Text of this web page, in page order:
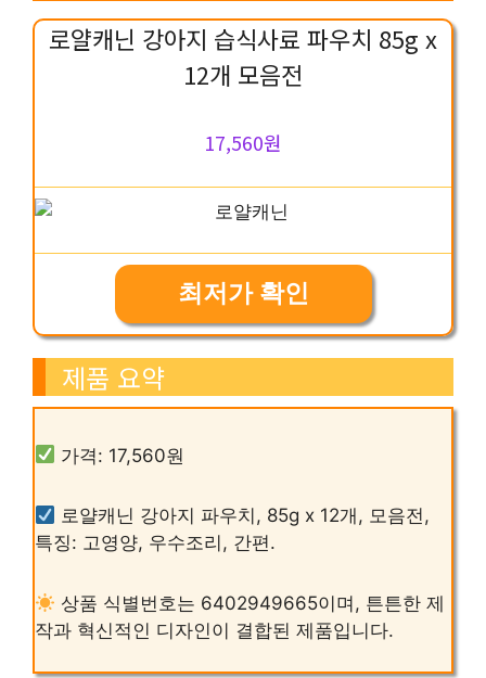
로얄캐닌 강아지 습식사료 파우치 85g x
12개 모음전
17,560원
최저가 확인
제품 요약
가격: 17,560원
로얄캐닌 강아지 파우치, 85g x 12개, 모음전,
특징: 고영양, 우수조리, 간편.
상품 식별번호는 6402949665이며, 튼튼한 제
작과 혁신적인 디자인이 결합된 제품입니다.